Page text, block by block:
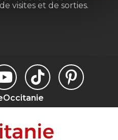
visites et de sorties.